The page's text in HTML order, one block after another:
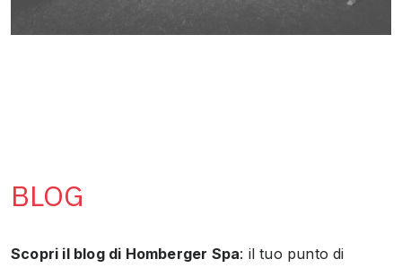
BLOG
Scopri il blog di Homberger Spa: il tuo punto di